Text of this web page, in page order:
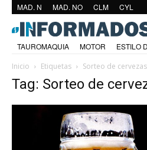
MAD. N MAD. NO CLM CYL
TAUROMAQUIA MOTOR
ESTILO
Inicio
Etiquetas Sorteo de
Tag: Sorteo de